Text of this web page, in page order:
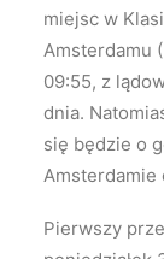
miejsc w
Amsterdamu
09:55, z
dnia.
się będzie o
Amsterdamie
Pierwszy